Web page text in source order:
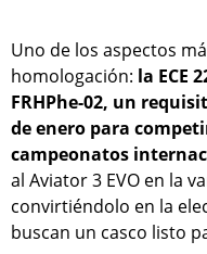
Uno de los aspectos
homologación: la ECE
FRHPhe-02, un
de enero para
campeonatos
al Aviator 3 EVO en la
convirtiéndolo en la
buscan un casco listo